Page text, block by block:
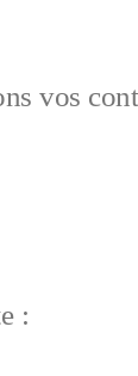
vos
: